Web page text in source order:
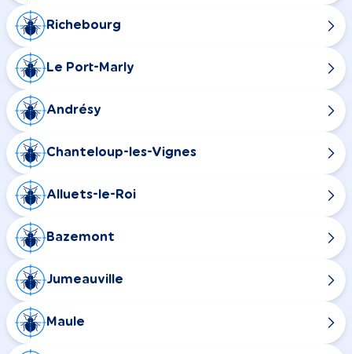
Richebourg
Le Port-Marly
Andrésy
Chanteloup-les-Vignes
Alluets-le-Roi
Bazemont
Jumeauville
Maule